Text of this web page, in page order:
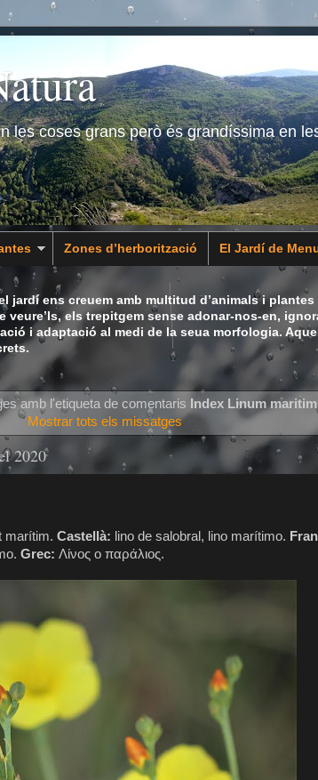
les coses grans però és grandíssima en
Zones d’herborització El Jardí de
jardí ens creuem amb multitud d’animals i
els trepitgem sense adonar-nos-en,
i adaptació al medi de la seua morfologia.
amb l'etiqueta de comentaris Index Linum
Mostrar tots els missatges
2020
marítim. Castellà: lino de salobral, lino marítimo.
Grec: Λίνος ο παράλιος.